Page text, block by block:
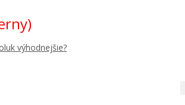
výhodnejšie?